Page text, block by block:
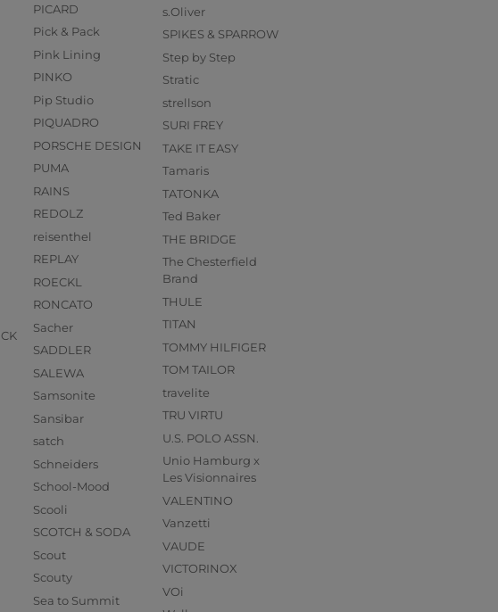
PICARD
Pick & Pack
Pink Lining
PINKO
Pip Studio
PIQUADRO
PORSCHE DESIGN
PUMA
RAINS
REDOLZ
reisenthel
REPLAY
ROECKL
RONCATO
Sacher
SADDLER
SALEWA
Samsonite
Sansibar
satch
Schneiders
School-Mood
Scooli
SCOTCH & SODA
Scout
Scouty
Sea to Summit
s.Oliver
SPIKES & SPARROW
Step by Step
Stratic
strellson
SURI FREY
TAKE IT EASY
Tamaris
TATONKA
Ted Baker
THE BRIDGE
The Chesterfield
Brand
THULE
TITAN
TOMMY HILFIGER
TOM TAILOR
travelite
TRU VIRTU
U.S. POLO ASSN.
Unio Hamburg x
Les Visionnaires
VALENTINO
Vanzetti
VAUDE
VICTORINOX
VOi